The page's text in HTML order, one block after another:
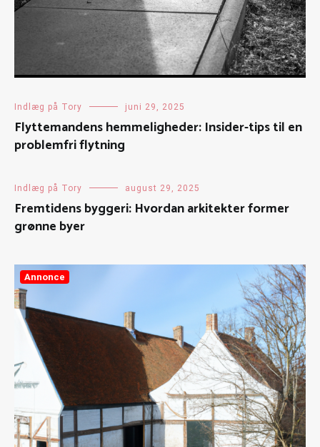
Indlæg på Tory juni 29, 2025
Flyttemandens hemmeligheder: Insider-tips til en
problemfri flytning
Indlæg på Tory august 29, 2025
Fremtidens byggeri: Hvordan arkitekter former
grønne byer
Annonce